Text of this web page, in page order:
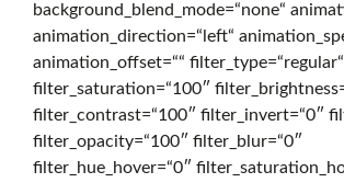
o
background_blend_mode=“none“
animation_direction=“left“
animation_offset=““
filter_saturation=“100″
filter_contrast=“100″ filter_invert=“0″
filter_opacity=“100″ filter_blur=“0″
filter_hue_hover=“0″